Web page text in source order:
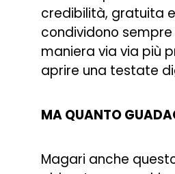
credibilità, gratuita
condividono
maniera via via più
aprire una testate
MA QUANTO
Magari anche